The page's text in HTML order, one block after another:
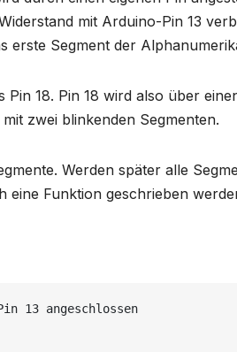
mit Arduino-Pin 13
Segment der
18. Pin 18 wird also über
zwei blinkenden Segmenten.
Werden später alle
eine Funktion geschrieben
13 angeschlossen